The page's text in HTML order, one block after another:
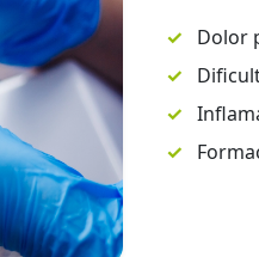
✓
Dolor
✓
✓
✓